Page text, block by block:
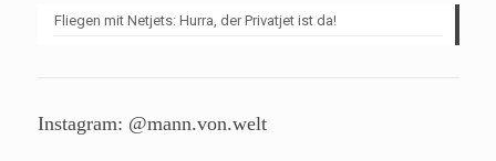
Fliegen mit Netjets: Hurra, der Privatjet ist da!
Instagram: @mann.von.welt